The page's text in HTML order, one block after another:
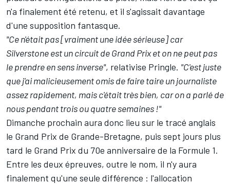
n'a finalement été retenu, et il s'agissait davantage
d'une supposition fantasque.
"Ce n'était pas [vraiment une idée sérieuse] car
Silverstone est un circuit de Grand Prix et on ne peut pas
le prendre en sens inverse", relativise Pringle. "C'est juste
que j'ai malicieusement omis de faire taire un journaliste
assez rapidement, mais c'était très bien, car on a parlé de
nous pendant trois ou quatre semaines !"
Dimanche prochain aura donc lieu sur le tracé anglais
le Grand Prix de Grande-Bretagne, puis sept jours plus
tard le Grand Prix du 70e anniversaire de la Formule 1.
Entre les deux épreuves, outre le nom, il n'y aura
finalement qu'une seule différence : l'allocation